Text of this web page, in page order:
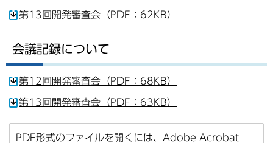
第13回開発審査会（PDF：62KB）
会議記録について
第12回開発審査会（PDF：68KB）
第13回開発審査会（PDF：63KB）
PDF形式のファイルを開くには、Adobe Acrobat